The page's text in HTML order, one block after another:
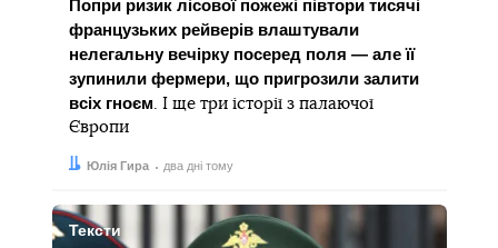
Попри ризик лісової пожежі півтори тисячі
французьких рейверів влаштували
нелегальну вечірку посеред поля — але її
зупинили фермери, що пригрозили залити
всіх гноєм. І ще три історії з палаючої
Європи
Автор:Юлія Гира
Дата: два дні тому
Тексти